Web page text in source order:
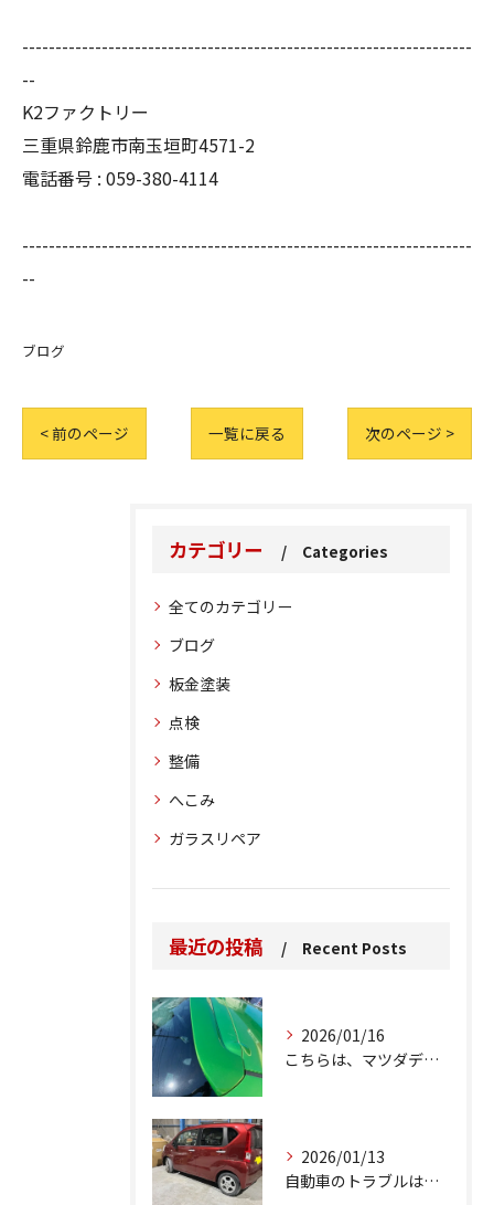
--------------------------------------------------------------------
--
K2ファクトリー
三重県鈴鹿市南玉垣町4571-2
電話番号 : 059-380-4114
--------------------------------------------------------------------
--
ブログ
< 前のページ 一覧に戻る 次のページ >
カテゴリー Categories
全てのカテゴリー
ブログ
板金塗装
点検
整備
へこみ
ガラスリペア
最近の投稿 Recent Posts
2026/01/16
こちらは、マツダデミオのゲートのルーフスポイラーで、経年劣化...
2026/01/13
自動車のトラブルは、日常生活において避けられない出来事の一つ...